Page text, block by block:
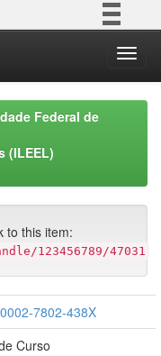
Participe
à informação
Legislação
Federal de
(ILEEL)
to this item:
123456789/47031
7802-438X
Curso